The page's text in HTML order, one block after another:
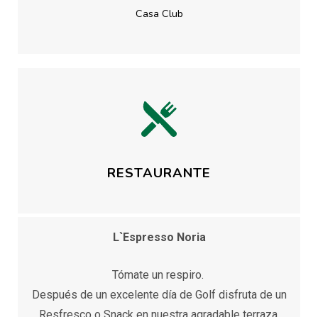
Casa Club
RESTAURANTE
L`Espresso Noria
Tómate un respiro.
Después de un excelente día de Golf disfruta de un